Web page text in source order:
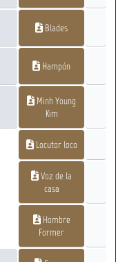
Blades
Hampón
Minh Young
Kim
Locutor loco
Voz de la
casa
Hombre
Former